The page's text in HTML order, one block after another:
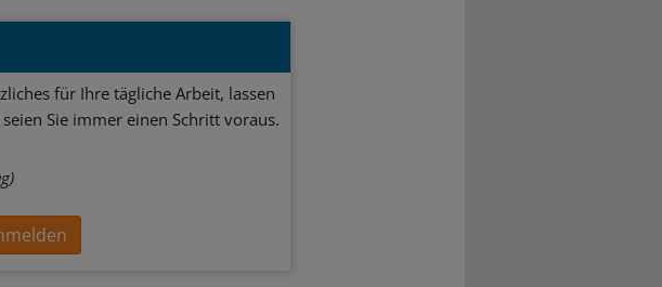
für Ihre tägliche Arbeit, lassen
Sie immer einen Schritt voraus.